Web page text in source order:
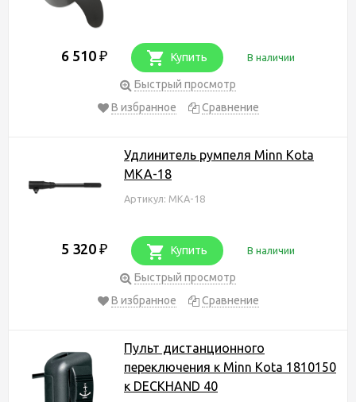
6 510 ₽ Купить В наличии
Быстрый просмотр
В избранное
Сравнение
Удлинитель румпеля Minn Kota
MKA-18
Артикул: MKA-18
5 320 ₽ Купить В наличии
Быстрый просмотр
В избранное
Сравнение
Пульт дистанционного
переключения к Minn Kota 1810150
к DECKHAND 40